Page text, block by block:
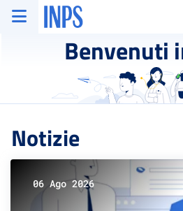
Vai al menu principale
Vai al contenuto principale
Vai al pie' di pagina
INPS ()
Benvenuti
Notizie
06 Ago 2026